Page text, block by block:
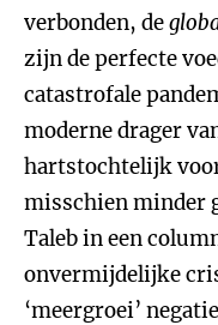
verbonden, de
zijn de perfecte
catastrofale
moderne drager
hartstochtelijk
misschien minder
Taleb in een
onvermijdelijke
‘meergroei’